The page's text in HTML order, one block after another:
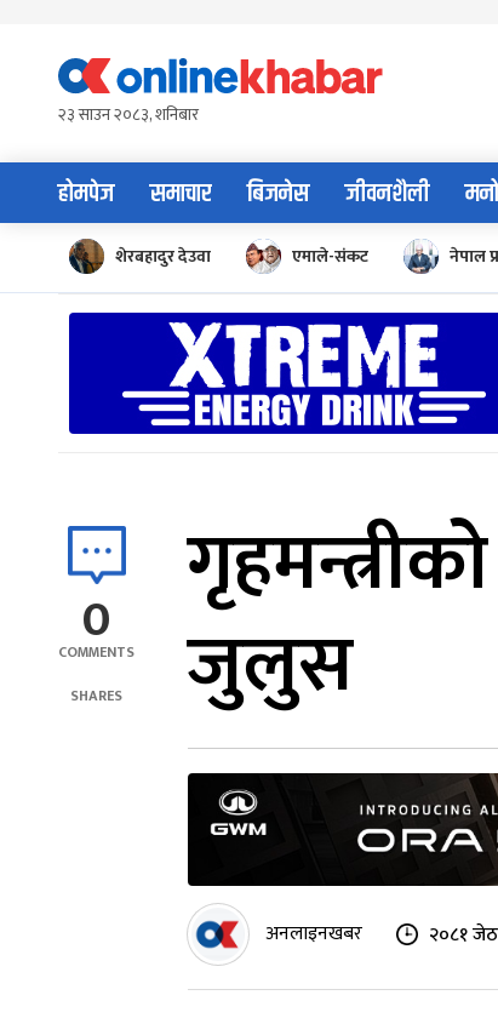
content२३ साउन २०८३, शनिबार
होमपेज समाचार बिजनेस जीवनशैली
शेरबहादुर देउवा एमाले-संकट नेपाल
0
COMMENTS
SHARES
जुलुस
अनलाइनखबर २०८१